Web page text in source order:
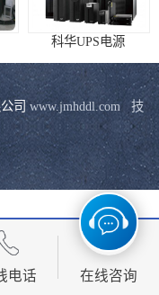
科华UPS电源
司 www.jmhddl.com   技
电话 在线咨询